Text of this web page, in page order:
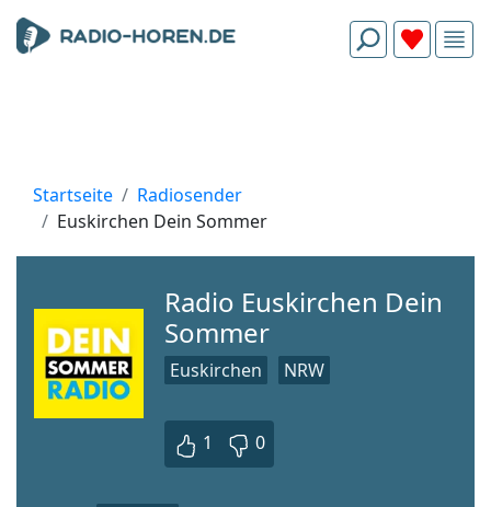
Startseite
Radiosender
Euskirchen Dein Sommer
Radio Euskirchen Dein
Sommer
Euskirchen NRW
1 0